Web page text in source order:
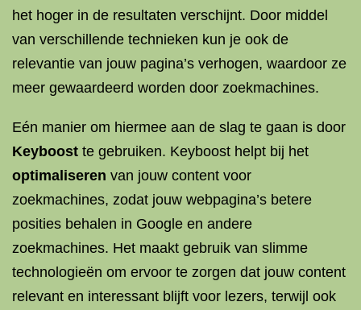
het hoger in de resultaten verschijnt. Door middel
van verschillende technieken kun je ook de
relevantie van jouw pagina’s verhogen, waardoor ze
meer gewaardeerd worden door zoekmachines.
Eén manier om hiermee aan de slag te gaan is door
Keyboost te gebruiken. Keyboost helpt bij het
optimaliseren van jouw content voor
zoekmachines, zodat jouw webpagina’s betere
posities behalen in Google en andere
zoekmachines. Het maakt gebruik van slimme
technologieën om ervoor te zorgen dat jouw content
relevant en interessant blijft voor lezers, terwijl ook